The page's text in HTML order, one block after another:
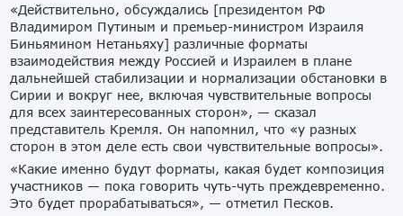
«Действительно, обсуждались [президентом РФ
Владимиром Путиным и премьер-министром Израиля
Биньямином Нетаньяху] различные форматы
взаимодействия между Россией и Израилем в плане
дальнейшей стабилизации и нормализации обстановки в
Сирии и вокруг нее, включая чувствительные вопросы
для всех заинтересованных сторон», — сказал
представитель Кремля. Он напомнил, что «у разных
сторон в этом деле есть свои чувствительные вопросы».
«Какие именно будут форматы, какая будет композиция
участников — пока говорить чуть-чуть преждевременно.
Это будет прорабатываться», — отметил Песков.